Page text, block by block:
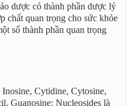
dược có thành phần dược lý
chất quan trọng cho sức khỏe
số thành phần quan trọng
Cytidine, Cytosine,
Guanosine: Nucleosides là